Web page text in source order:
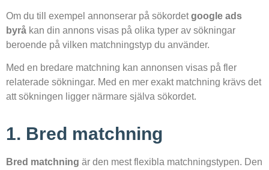
Om du till exempel annonserar på sökordetgoogle ads
byrå kan din annons visas på olika typer av sökningar
beroende på vilken matchningstyp du använder.
Med en bredare matchning kan annonsen visas på fler
relaterade sökningar. Med en mer exakt matchning krävs det
att sökningen ligger närmare själva sökordet.
1. Bred matchning
Bred matchning är den mest flexibla matchningstypen. Den